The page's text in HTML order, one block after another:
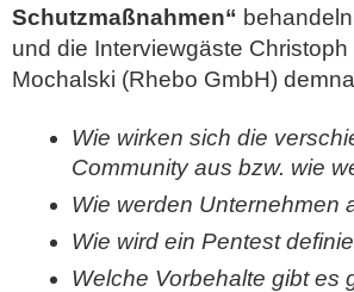
Schutzmaßnahmen“
und die Interviewgäste
Mochalski (Rhebo GmbH)
Wie wirken sich die
Community aus bzw. wie
Wie werden Unternehmen
Wie wird ein Pentest
Welche Vorbehalte gibt es